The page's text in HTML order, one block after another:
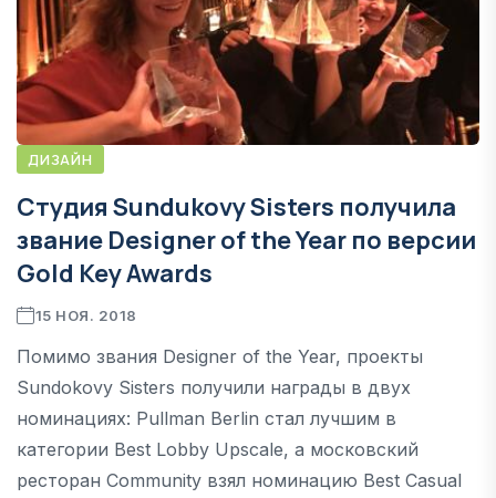
ДИЗАЙН
Студия Sundukovy Sisters получила
звание Designer of the Year по версии
Gold Key Awards
15 НОЯ. 2018
Помимо звания Designer of the Year, проекты
Sundokovy Sisters получили награды в двух
номинациях: Pullman Berlin стал лучшим в
категории Best Lobby Upscale, а московский
ресторан Community взял номинацию Best Casual